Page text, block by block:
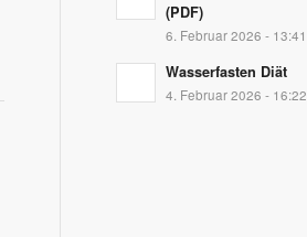
(PDF)
6. Februar 2026 - 13:41
Wasserfasten Diät
4. Februar 2026 - 16:22